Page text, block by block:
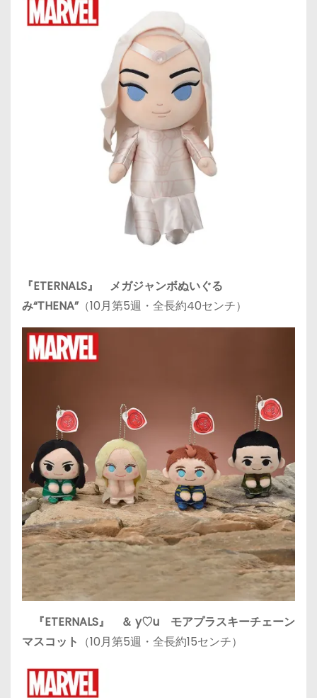
『ETERNALS』 メガジャンボぬいぐる
み“THENA”（10月第5週・全長約40センチ）
『ETERNALS』 ＆ y♡u モアプラスキーチェーン
マスコット （10月第5週・全長約15センチ）